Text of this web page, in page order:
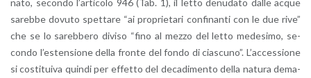
sa­reb­be do­vu­to spet­ta­re “ai pro­prie­ta­ri con­fi­nan­ti con le due rive”
che se lo sa­reb­be­ro di­vi­so “fino al mezzo del letto me­de­si­mo, se­
con­do l’e­sten­sio­ne della fron­te del fondo di cia­scu­no”. L’ac­ces­sio­ne
si co­sti­tui­va quin­di per ef­fet­to del de­ca­di­men­to della na­tu­ra de­ma­